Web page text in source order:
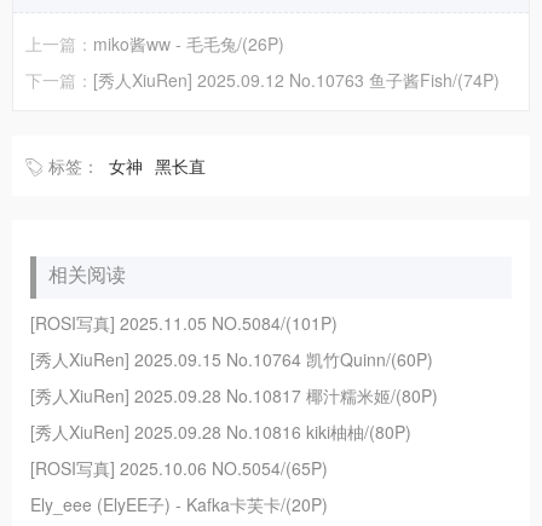
上一篇： miko酱ww - 毛毛兔/(26P)
下一篇： [秀人XiuRen] 2025.09.12 No.10763 鱼子酱Fish/(74P)
标签： 女神 黑长直
相关阅读
[ROSI写真] 2025.11.05 NO.5084/(101P)
[秀人XiuRen] 2025.09.15 No.10764 凯竹Quinn/(60P)
[秀人XiuRen] 2025.09.28 No.10817 椰汁糯米姬/(80P)
[秀人XiuRen] 2025.09.28 No.10816 kiki柚柚/(80P)
[ROSI写真] 2025.10.06 NO.5054/(65P)
Ely_eee (ElyEE子) - Kafka卡芙卡/(20P)